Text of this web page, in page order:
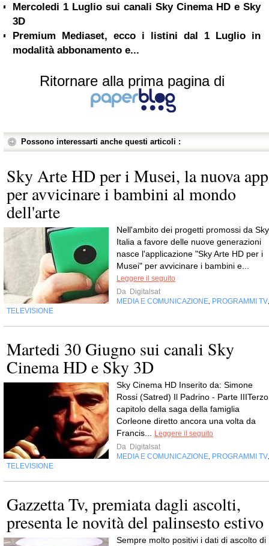
Mercoledi 1 Luglio sui canali Sky Cinema HD e Sky
3D
Premium Mediaset, ecco i listini dal 1 Luglio in
modalità abbonamento e...
Ritornare alla prima pagina di
Possono interessarti anche questi articoli :
Sky Arte HD per i Musei, la nuova app
per avvicinare i bambini al mondo
dell'arte
Nell'ambito dei progetti promossi da Sky
Italia a favore delle nuove generazioni
nasce l'applicazione "Sky Arte HD per i
Musei" per avvicinare i bambini e...
Leggere il seguito
Da Digitalsat
MEDIA E COMUNICAZIONE PROGRAMMI TV
TELEVISIONE
Martedi 30 Giugno sui canali Sky
Cinema HD e Sky 3D
Sky Cinema HD Inserito da: Simone
Rossi (Satred) Il Padrino - Parte IIITerzo
capitolo della saga della famiglia
Corleone diretto ancora una volta da
Francis...
Leggere il seguito
Da Digitalsat
MEDIA E COMUNICAZIONE PROGRAMMI TV
TELEVISIONE
Gazzetta Tv, premiata dagli ascolti,
presenta le novità del palinsesto estivo
Sempre molto positivi i dati di ascolto di